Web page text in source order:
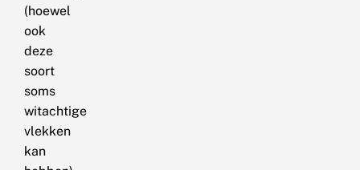
(hoewel
ook
deze
soort
soms
witachtige
vlekken
kan